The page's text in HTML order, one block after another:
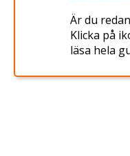
Är du
Klicka på
läsa hela